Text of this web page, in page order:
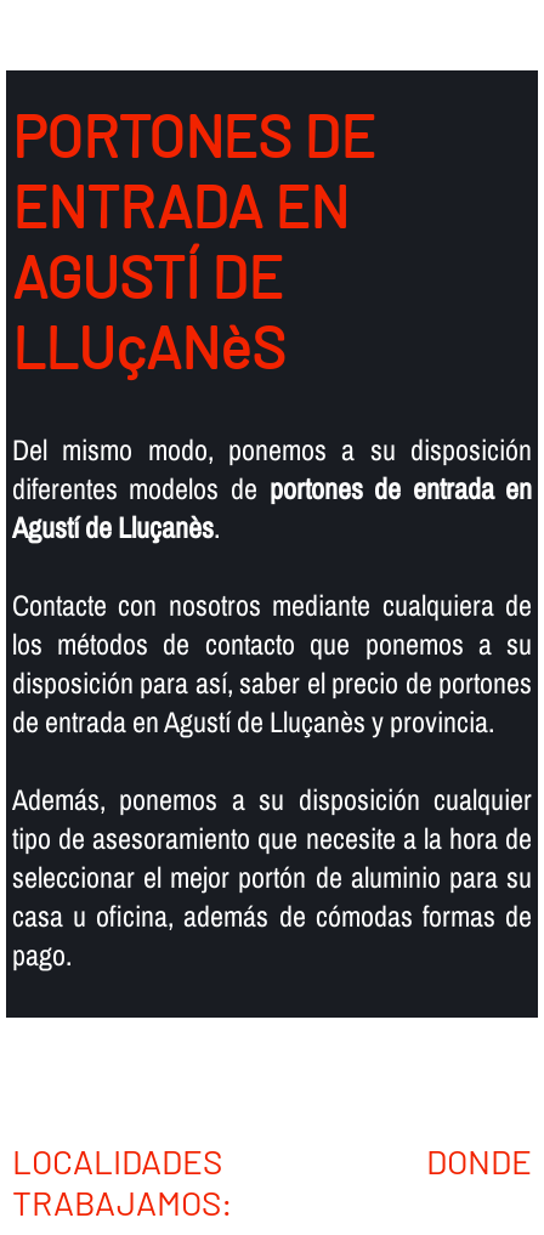
PORTONES DE
ENTRADA EN
AGUSTÍ DE
LLUçANèS
Del mismo modo, ponemos a su disposición
diferentes modelos de portones de entrada en
Agustí de Lluçanès.
Contacte con nosotros mediante cualquiera de
los métodos de contacto que ponemos a su
disposición para así­, saber el precio de portones
de entrada en Agustí de Lluçanès y provincia.
Además, ponemos a su disposición cualquier
tipo de asesoramiento que necesite a la hora de
seleccionar el mejor portón de aluminio para su
casa u oficina, además de cómodas formas de
pago.
LOCALIDADES DONDE
TRABAJAMOS: